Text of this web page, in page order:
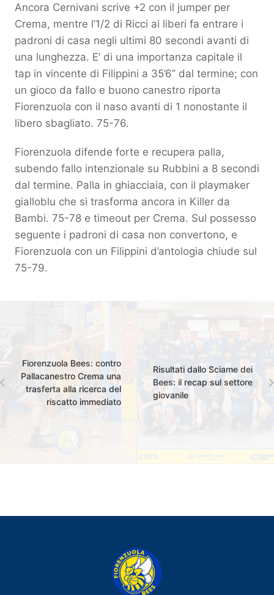
Ancora Cernivani scrive +2 con il jumper per
Crema, mentre l’1/2 di Ricci ai liberi fa entrare i
padroni di casa negli ultimi 80 secondi avanti di
una lunghezza. E’ di una importanza capitale il
tap in vincente di Filippini a 35’6’’ dal termine; con
un gioco da fallo e buono canestro riporta
Fiorenzuola con il naso avanti di 1 nonostante il
libero sbagliato. 75-76.
Fiorenzuola difende forte e recupera palla,
subendo fallo intenzionale su Rubbini a 8 secondi
dal termine. Palla in ghiacciaia, con il playmaker
gialloblu che si trasforma ancora in Killer da
Bambi. 75-78 e timeout per Crema. Sul possesso
seguente i padroni di casa non convertono, e
Fiorenzuola con un Filippini d’antologia chiude sul
75-79.
Fiorenzuola Bees: contro
Pallacanestro Crema una
trasferta alla ricerca del
riscatto immediato
Risultati dallo Sciame dei
Bees: il recap sul settore
giovanile